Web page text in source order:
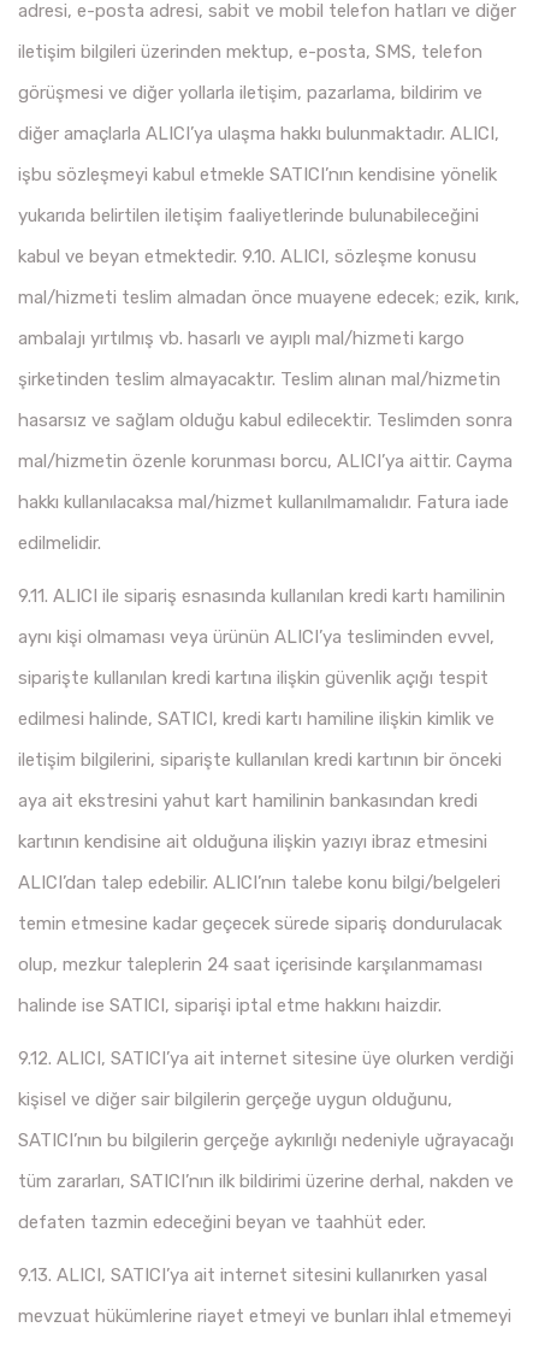
adresi, e-posta adresi, sabit ve mobil telefon hatları ve diğer
iletişim bilgileri üzerinden mektup, e-posta, SMS, telefon
görüşmesi ve diğer yollarla iletişim, pazarlama, bildirim ve
diğer amaçlarla ALICI’ya ulaşma hakkı bulunmaktadır. ALICI,
işbu sözleşmeyi kabul etmekle SATICI’nın kendisine yönelik
yukarıda belirtilen iletişim faaliyetlerinde bulunabileceğini
kabul ve beyan etmektedir. 9.10. ALICI, sözleşme konusu
mal/hizmeti teslim almadan önce muayene edecek; ezik, kırık,
ambalajı yırtılmış vb. hasarlı ve ayıplı mal/hizmeti kargo
şirketinden teslim almayacaktır. Teslim alınan mal/hizmetin
hasarsız ve sağlam olduğu kabul edilecektir. Teslimden sonra
mal/hizmetin özenle korunması borcu, ALICI’ya aittir. Cayma
hakkı kullanılacaksa mal/hizmet kullanılmamalıdır. Fatura iade
edilmelidir.
9.11. ALICI ile sipariş esnasında kullanılan kredi kartı hamilinin
aynı kişi olmaması veya ürünün ALICI’ya tesliminden evvel,
siparişte kullanılan kredi kartına ilişkin güvenlik açığı tespit
edilmesi halinde, SATICI, kredi kartı hamiline ilişkin kimlik ve
iletişim bilgilerini, siparişte kullanılan kredi kartının bir önceki
aya ait ekstresini yahut kart hamilinin bankasından kredi
kartının kendisine ait olduğuna ilişkin yazıyı ibraz etmesini
ALICI’dan talep edebilir. ALICI’nın talebe konu bilgi/belgeleri
temin etmesine kadar geçecek sürede sipariş dondurulacak
olup, mezkur taleplerin 24 saat içerisinde karşılanmaması
halinde ise SATICI, siparişi iptal etme hakkını haizdir.
9.12. ALICI, SATICI’ya ait internet sitesine üye olurken verdiği
kişisel ve diğer sair bilgilerin gerçeğe uygun olduğunu,
SATICI’nın bu bilgilerin gerçeğe aykırılığı nedeniyle uğrayacağı
tüm zararları, SATICI’nın ilk bildirimi üzerine derhal, nakden ve
defaten tazmin edeceğini beyan ve taahhüt eder.
9.13. ALICI, SATICI’ya ait internet sitesini kullanırken yasal
mevzuat hükümlerine riayet etmeyi ve bunları ihlal etmemeyi